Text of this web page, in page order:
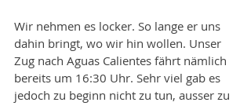
Wir nehmen es locker. So lange er uns
dahin bringt, wo wir hin wollen. Unser
Zug nach Aguas Calientes fährt nämlich
bereits um 16:30 Uhr. Sehr viel gab es
jedoch zu beginn nicht zu tun, ausser zu